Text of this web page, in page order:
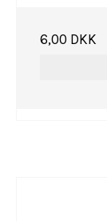
6,00 DKK